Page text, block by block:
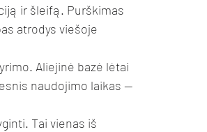
ir šleifą. Purškimas
atrodys viešoje
Aliejinė bazė lėtai
naudojimo laikas —
Tai vienas iš